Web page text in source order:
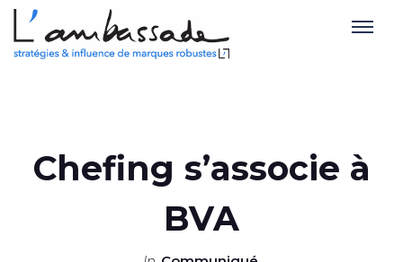
Chefing s’associe à
BVA